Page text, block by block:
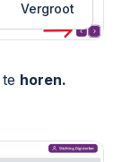
Vergroot
te horen.